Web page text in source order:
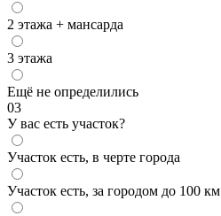
2 этажа + мансарда
3 этажа
Ещё не определились
03
У вас есть участок?
Участок есть, в черте города
Участок есть, за городом до 100 км